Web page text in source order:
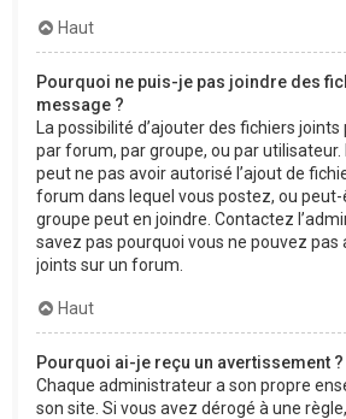
Haut
Pourquoi ne puis-je pas joindre des
message ?
La possibilité d’ajouter des fichiers
par forum, par groupe, ou par utilisateur.
peut ne pas avoir autorisé l’ajout de
forum dans lequel vous postez, ou
groupe peut en joindre. Contactez
savez pas pourquoi vous ne pouvez pas
joints sur un forum.
Haut
Pourquoi ai-je reçu un avertissement ?
Chaque administrateur a son propre
son site. Si vous avez dérogé à une